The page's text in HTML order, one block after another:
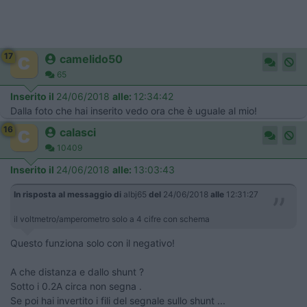
17 camelido50
65
Inserito il 24/06/2018 alle: 12:34:42
Dalla foto che hai inserito vedo ora che è uguale al mio!
16 calasci
10409
Inserito il 24/06/2018 alle: 13:03:43
In risposta al messaggio di albj65 del 24/06/2018 alle 12:31:27
il voltmetro/amperometro solo a 4 cifre con schema
Questo funziona solo con il negativo!
A che distanza e dallo shunt ?
Sotto i 0.2A circa non segna .
Se poi hai invertito i fili del segnale sullo shunt ...